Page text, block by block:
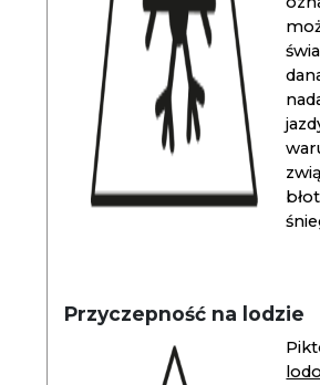
Przyczepność na lodzie